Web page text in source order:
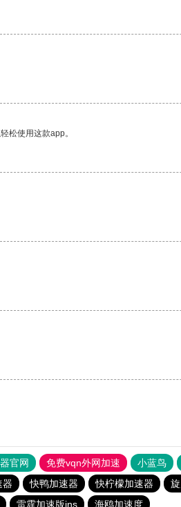
松使用这款app。
官网 免费vqn外网加速 小蓝鸟
器 快鸭加速器 快柠檬加速器
雷霆加速版ins 海鸥加速度